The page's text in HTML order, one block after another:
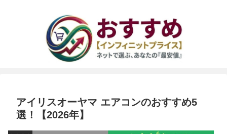
アイリスオーヤマ エアコンのおすすめ5
選！【2026年】